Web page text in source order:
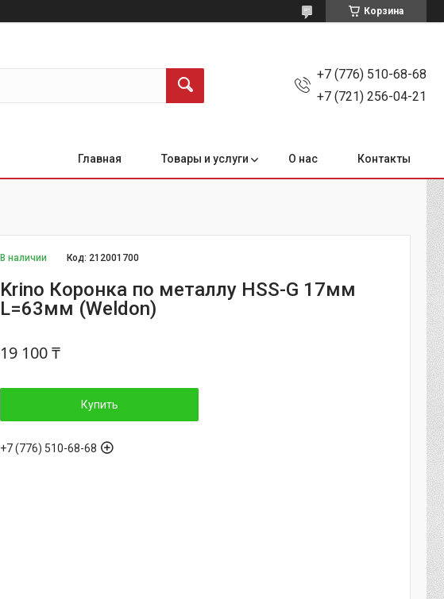
Корзина
+7 (776) 510-68-68
+7 (721) 256-04-21
Главная Товары и услуги О нас Контакты
В наличии Код: 212001700
Krino Коронка по металлу HSS-G 17мм
L=63мм (Weldon)
19 100 ₸
Купить
+7 (776) 510-68-68